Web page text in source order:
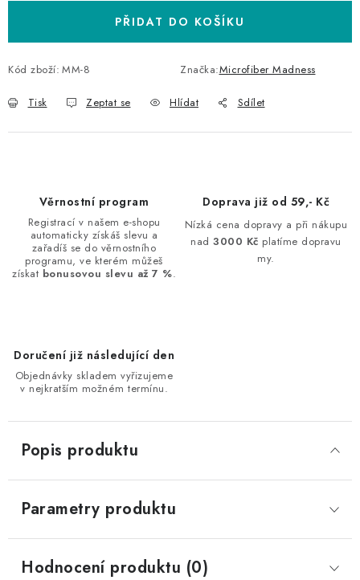
PŘIDAT DO KOŠÍKU
Kód zboží: MM-8 Značka:Microfiber Madness
Tisk Zeptat se Hlídat Sdílet
Věrnostní program
Registrací v našem e-shopu
automaticky získáš slevu a
zařadíš se do věrnostního
programu, ve kterém můžeš
získat bonusovou slevu až 7 %.
Doprava již od 59,- Kč
Nízká cena dopravy a při nákupu
nad3000 Kč platíme dopravu
my.
Doručení již následující den
Objednávky skladem vyřizujeme
v nejkratším možném termínu.
Popis produktu
Parametry produktu
Hodnocení produktu (0)